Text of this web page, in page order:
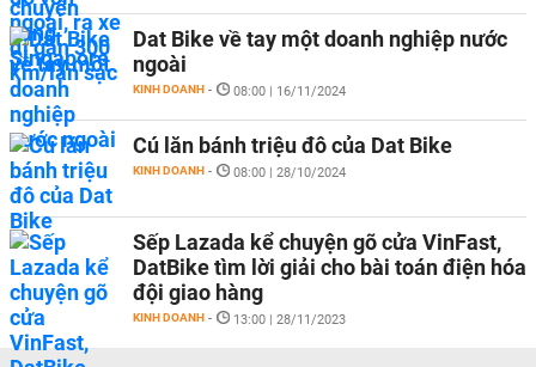
Dat Bike về tay một doanh nghiệp nước
ngoài
KINH DOANH - 08:00 | 16/11/2024
Cú lăn bánh triệu đô của Dat Bike
KINH DOANH - 08:00 | 28/10/2024
Sếp Lazada kể chuyện gõ cửa VinFast,
DatBike tìm lời giải cho bài toán điện hóa
đội giao hàng
KINH DOANH - 13:00 | 28/11/2023